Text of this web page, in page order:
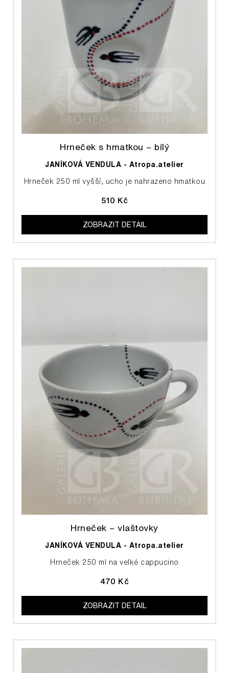
Hrneček s hmatkou – bílý
JANÍKOVÁ VENDULA - Atropa.atelier
Hrneček 250 ml vyšší, ucho je nahrazeno hmatkou
510 Kč
ZOBRAZIT DETAIL
Hrneček – vlaštovky
JANÍKOVÁ VENDULA - Atropa.atelier
Hrneček 250 ml na velké cappucino
470 Kč
ZOBRAZIT DETAIL